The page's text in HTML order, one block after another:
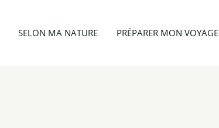
SELON MA NATURE PRÉPARER MON VOYAGE